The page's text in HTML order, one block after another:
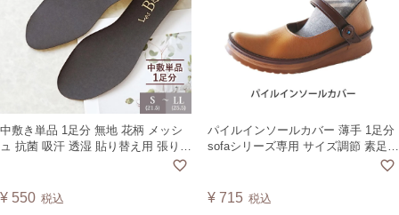
中敷き単品 1足分 無地 花柄 メッシ
ュ 抗菌 吸汗 透湿 貼り替え用 張り替
¥ 550 税込
パイルインソールカバー 薄手 1足分
sofaシリーズ専用 サイズ調節 素足で
製【CSF】
¥ 715 税込